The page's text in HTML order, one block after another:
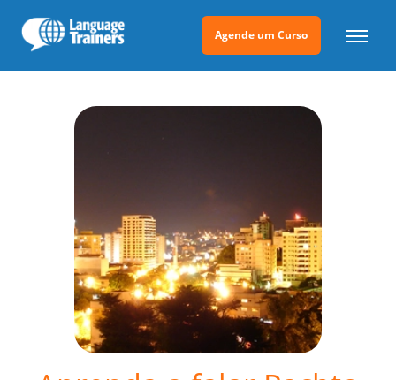
Agende um Curso